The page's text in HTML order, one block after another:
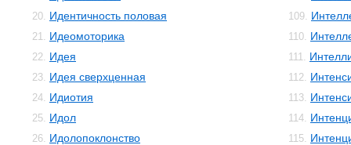
20. Идентичность половая
21. Идеомоторика
22. Идея
23. Идея сверхценная
24. Идиотия
25. Идол
26. Идолопоклонство
109.
110.
111.
112.
113.
114.
115.